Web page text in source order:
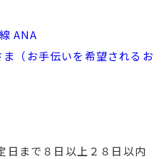
ANA
（お手伝いを希望されるお
日まで８日以上２８日以内